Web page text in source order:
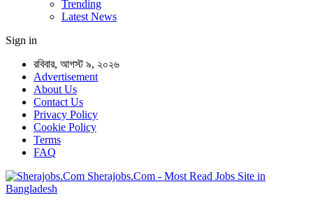
Trending
Latest News
Sign in
রবিবার, আগস্ট ৯, ২০২৬
Advertisement
About Us
Contact Us
Privacy Policy
Cookie Policy
Terms
FAQ
Sherajobs.Com - Most Read Jobs Site in
Bangladesh